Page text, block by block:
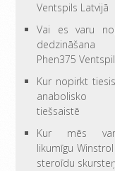
Ventspils Latvijā
Vai es varu
dedzināšana
Phen375
Kur nopirkt
anabolisko
tiešsaistē
Kur mēs
likumīgu
steroīdu